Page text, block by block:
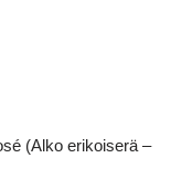
(Alko erikoiserä –